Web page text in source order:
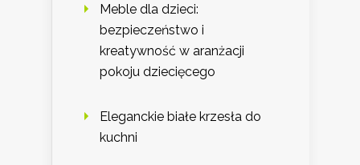
Meble dla dzieci:
bezpieczeństwo i
kreatywność w aranżacji
pokoju dziecięcego
Eleganckie białe krzesła do
kuchni